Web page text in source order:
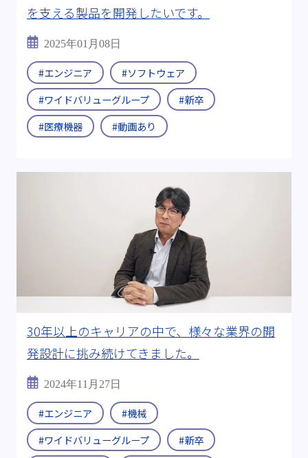
#半導体製造装置 #CASE #医療機器
#ビッグデータ #海外出張
#メーカーから転職 #チームワーク
＃ITエンジニア #資格取得 #多様な現場経験
#2024年
#工学部 工業化学科 #航空宇宙学科
#量子物理学
を支える製品を開発したいです。
2025年01月08日
#エンジニア
#ソフトウェア
#ワイドバリューグループ
#新卒
#医療機器
#動画あり
30年以上のキャリアの中で、様々な業界の開
発設計に挑み続けてきました。
2024年11月27日
#エンジニア
#機械
#ワイドバリューグループ
#新卒